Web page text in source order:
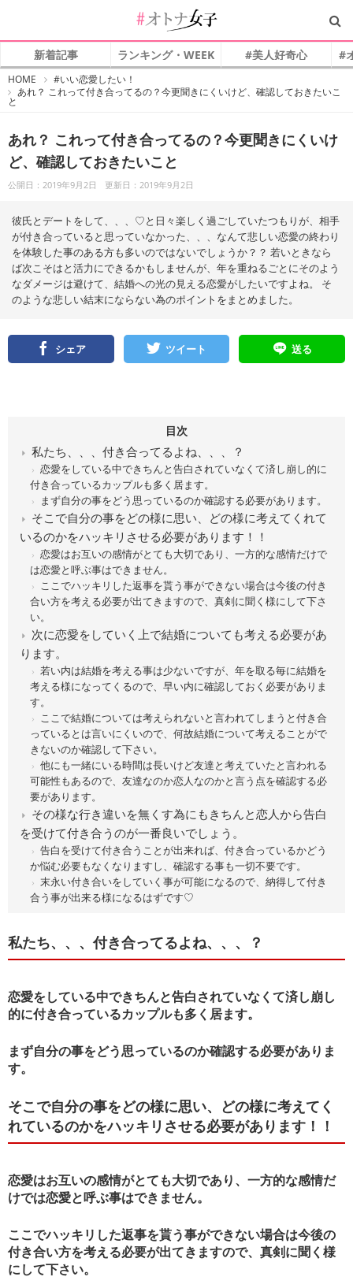
新着記事 ランキング・WEEK #美人好奇心 #
HOME
オ
ト
#いい恋愛したい！
あれ？ これって付き合ってるの？今更聞きにくいけど、確認しておきたいこ
と
あれ？ これって付き合ってるの？今更聞きにくいけ
ど、確認しておきたいこと
公開日：2019年9月2日 更新日：2019年9月2日
彼氏とデートをして、、、♡と日々楽しく過ごしていたつもりが、相手
が付き合っていると思っていなかった、、、なんて悲しい恋愛の終わり
を体験した事のある方も多いのではないでしょうか？？ 若いときなら
ば次こそはと活力にできるかもしませんが、年を重ねるごとにそのよう
なダメージは避けて、結婚への光の見える恋愛がしたいですよね。 そ
のような悲しい結末にならない為のポイントをまとめました。
シェア ツイート 送る
目次
私たち、、、付き合ってるよね、、、？
恋愛をしている中できちんと告白されていなくて済し崩し的に
付き合っているカップルも多く居ます。
まず自分の事をどう思っているのか確認する必要があります。
そこで自分の事をどの様に思い、どの様に考えてくれて
いるのかをハッキリさせる必要があります！！
恋愛はお互いの感情がとても大切であり、一方的な感情だけで
は恋愛と呼ぶ事はできません。
ここでハッキリした返事を貰う事ができない場合は今後の付き
合い方を考える必要が出てきますので、真剣に聞く様にして下さ
い。
次に恋愛をしていく上で結婚についても考える必要があ
ります。
若い内は結婚を考える事は少ないですが、年を取る毎に結婚を
考える様になってくるので、早い内に確認しておく必要がありま
す。
ここで結婚については考えられないと言われてしまうと付き合
っているとは言いにくいので、何故結婚について考えることがで
きないのか確認して下さい。
他にも一緒にいる時間は長いけど友達と考えていたと言われる
可能性もあるので、友達なのか恋人なのかと言う点を確認する必
要があります。
その様な行き違いを無くす為にもきちんと恋人から告白
を受けて付き合うのが一番良いでしょう。
告白を受けて付き合うことが出来れば、付き合っているかどう
か悩む必要もなくなりますし、確認する事も一切不要です。
末永い付き合いをしていく事が可能になるので、納得して付き
合う事が出来る様になるはずです♡
私たち、、、付き合ってるよね、、、？
恋愛をしている中できちんと告白されていなくて済し崩し
的に付き合っているカップルも多く居ます。
まず自分の事をどう思っているのか確認する必要がありま
す。
そこで自分の事をどの様に思い、どの様に考えてく
れているのかをハッキリさせる必要があります！！
恋愛はお互いの感情がとても大切であり、一方的な感情だ
けでは恋愛と呼ぶ事はできません。
ここでハッキリした返事を貰う事ができない場合は今後の
付き合い方を考える必要が出てきますので、真剣に聞く様
にして下さい。